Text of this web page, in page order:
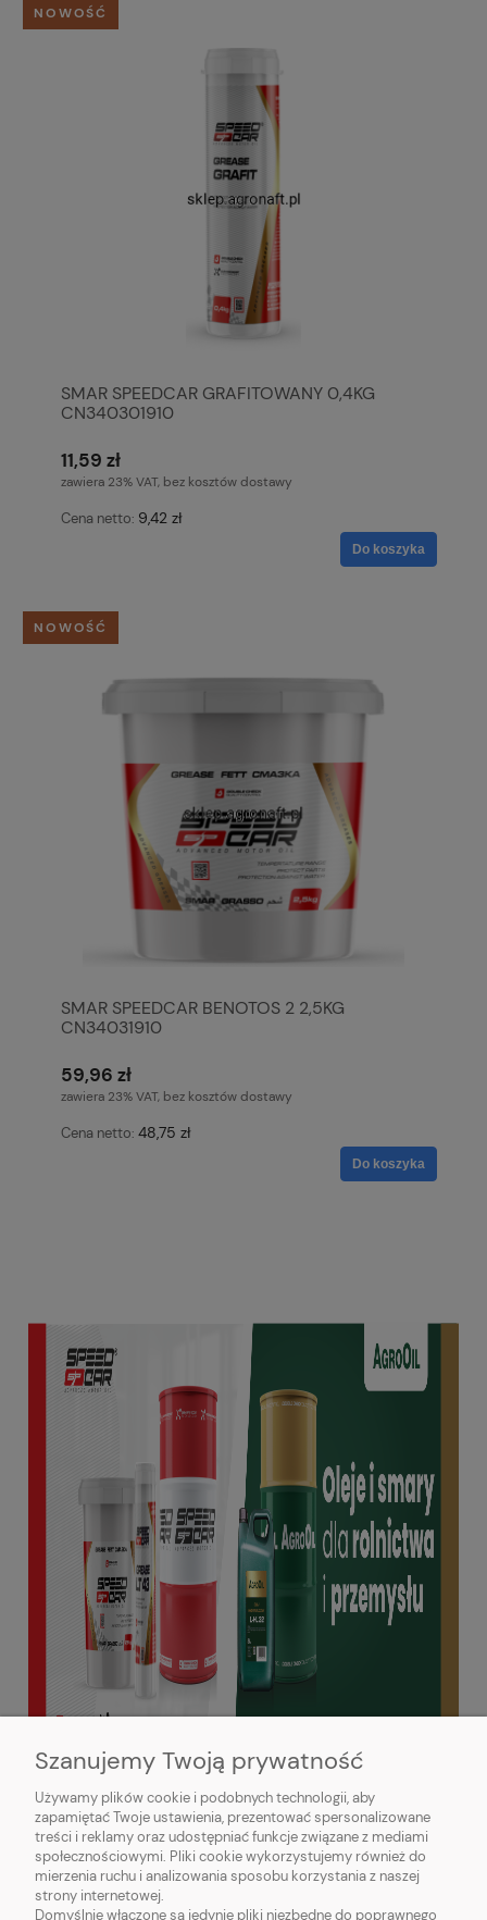
SMAR SPEEDCAR GRAFITOWANY 0,4KG
CN340301910
11,59 zł
zawiera 23% VAT, bez kosztów dostawy
Cena netto: 9,42 zł
Do koszyka
NOWOŚĆ
SMAR SPEEDCAR BENOTOS 2 2,5KG
CN34031910
59,96 zł
zawiera 23% VAT, bez kosztów dostawy
Cena netto: 48,75 zł
Do koszyka
NOWOŚĆ
O NAS
Szanujemy Twoją prywatność
Używamy plików cookie i podobnych technologii, aby
zapamiętać Twoje ustawienia, prezentować spersonalizowane
treści i reklamy oraz udostępniać funkcje związane z mediami
społecznościowymi. Pliki cookie wykorzystujemy również do
mierzenia ruchu i analizowania sposobu korzystania z naszej
strony internetowej.
Domyślnie włączone są jedynie pliki niezbędne do poprawnego